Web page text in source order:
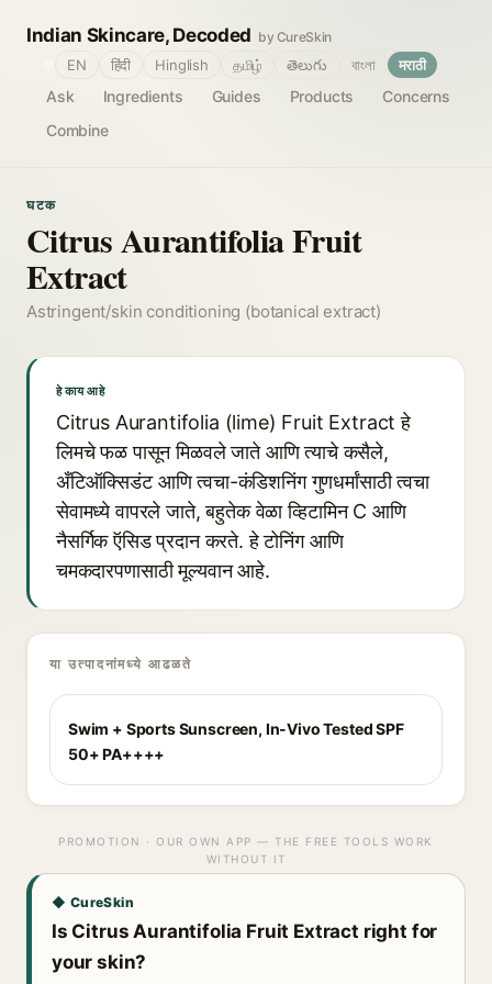
Indian Skincare, Decoded by CureSkin
Ask Ingredients Guides Products
Concerns
Combine
EN हिंदी Hinglish தமிழ் తెలుగు বাংলা मराठी
घटक
Citrus Aurantifolia Fruit
Extract
Astringent/skin conditioning (botanical extract)
हे काय आहे
Citrus Aurantifolia (lime) Fruit Extract हे
लिमचे फळ पासून मिळवले जाते आणि त्याचे कसैले,
अँटिऑक्सिडंट आणि त्वचा-कंडिशनिंग गुणधर्मांसाठी त्वचा
सेवामध्ये वापरले जाते, बहुतेक वेळा व्हिटामिन C आणि
नैसर्गिक ऍसिड प्रदान करते. हे टोनिंग आणि
चमकदारपणासाठी मूल्यवान आहे.
या उत्पादनांमध्ये आढळते
Swim + Sports Sunscreen, In-Vivo Tested SPF
50+ PA++++
PROMOTION · OUR OWN APP — THE FREE TOOLS WORK
WITHOUT IT
◆ CureSkin
Is Citrus Aurantifolia Fruit Extract right for
your skin?